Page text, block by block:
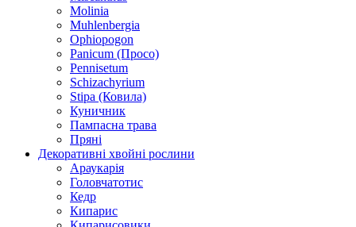
Molinia
Muhlenbergia
Ophiopogon
Panicum (Просо)
Pennisetum
Schizachyrium
Stipa (Ковила)
Куничник
Пампасна трава
Пряні
Декоративні хвойні рослини
Араукарія
Головчатотис
Кедр
Кипарис